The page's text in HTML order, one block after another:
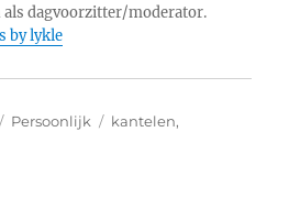
als dagvoorzitter/moderator.
by lykle
Categories
Persoonlijk Tags
kantelen,